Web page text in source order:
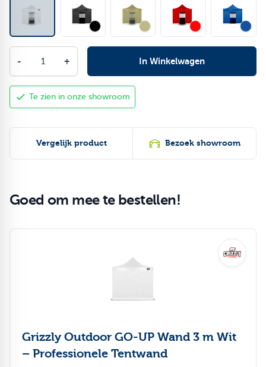
- + In Winkelwagen
Te zien in onze showroom
Vergelijk product Bezoek showroom
Goed om mee te bestellen!
Druk om carrousel over te slaan
Grizzly Outdoor GO-UP Wand 3 m Wit
– Professionele Tentwand